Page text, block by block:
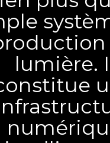
lumière.